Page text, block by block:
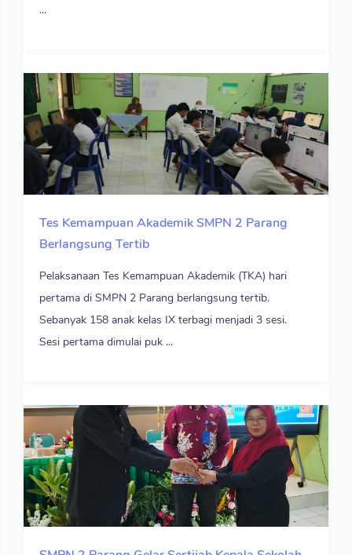
...
Tes Kemampuan Akademik SMPN 2 Parang
Berlangsung Tertib
Pelaksanaan Tes Kemampuan Akademik (TKA) hari
pertama di SMPN 2 Parang berlangsung tertib.
Sebanyak 158 anak kelas IX terbagi menjadi 3 sesi.
Sesi pertama dimulai puk ...